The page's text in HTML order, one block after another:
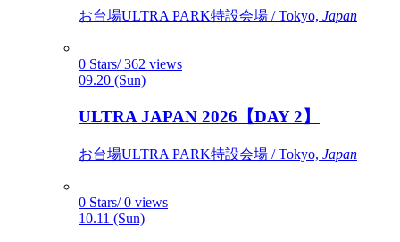
お台場ULTRA PARK特設会場 / Tokyo, Japan
0 Stars/ 362 views
09.20 (Sun)
ULTRA JAPAN 2026【DAY 2】
お台場ULTRA PARK特設会場 / Tokyo, Japan
0 Stars/ 0 views
10.11 (Sun)